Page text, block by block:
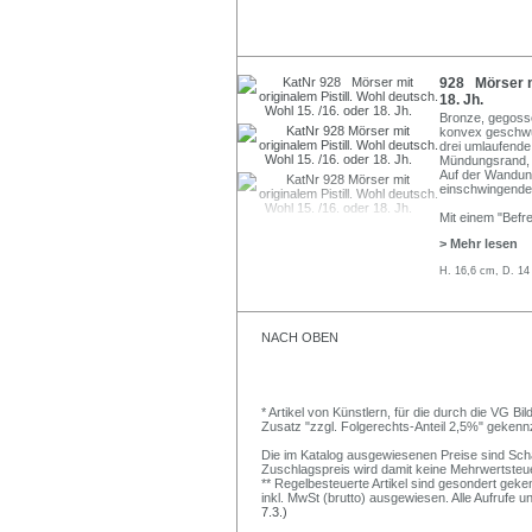
928 Mörser
18. Jh.
Bronze,
konvex
drei
Auf der
Mit einem
> Mehr lesen
H. 16,6 cm, D.
NACH OBEN
* Artikel von Künstlern, für die durch die VG
Zusatz "zzgl. Folgerechts-Anteil 2,5%"
Die im Katalog ausgewiesenen Preise sind
Zuschlagspreis wird damit keine
** Regelbesteuerte Artikel sind gesondert
inkl. MwSt (brutto) ausgewiesen. Alle Aufrufe
7.3.)